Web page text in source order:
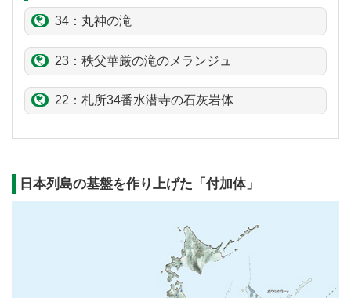
34：丸神の滝
23：秩父華厳の滝のメランジュ
22：札所34番水潜寺の石灰岩体
日本列島の基盤を作り上げた「付加体」